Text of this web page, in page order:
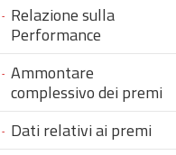
Relazione sulla
Performance
Ammontare
complessivo dei premi
Dati relativi ai premi